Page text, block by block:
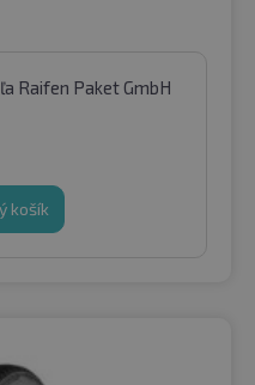
Raifen Paket GmbH
košík